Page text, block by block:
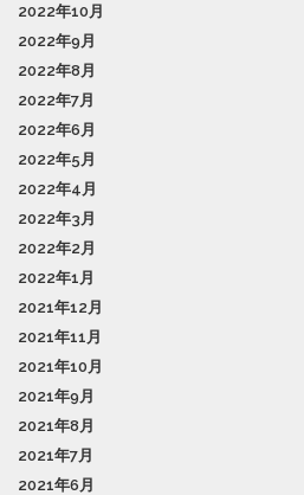
2022年10月
2022年9月
2022年8月
2022年7月
2022年6月
2022年5月
2022年4月
2022年3月
2022年2月
2022年1月
2021年12月
2021年11月
2021年10月
2021年9月
2021年8月
2021年7月
2021年6月